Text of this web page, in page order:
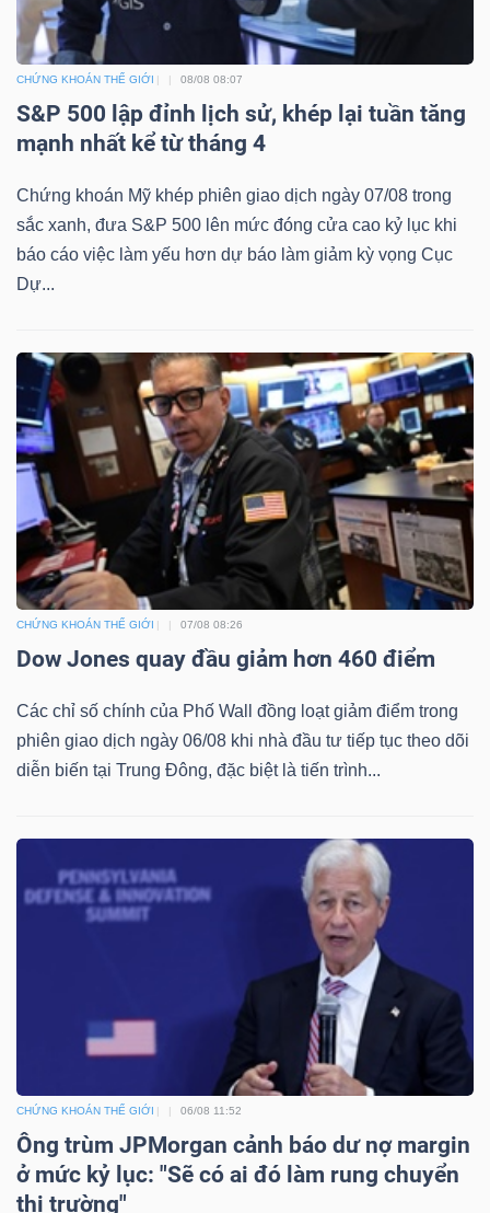
CHỨNG KHOÁN THẾ GIỚI 08/08 08:07
S&P 500 lập đỉnh lịch sử, khép lại tuần tăng
mạnh nhất kể từ tháng 4
Chứng khoán Mỹ khép phiên giao dịch ngày 07/08 trong
sắc xanh, đưa S&P 500 lên mức đóng cửa cao kỷ lục khi
báo cáo việc làm yếu hơn dự báo làm giảm kỳ vọng Cục
Dự...
CHỨNG KHOÁN THẾ GIỚI 07/08 08:26
Dow Jones quay đầu giảm hơn 460 điểm
Các chỉ số chính của Phố Wall đồng loạt giảm điểm trong
phiên giao dịch ngày 06/08 khi nhà đầu tư tiếp tục theo dõi
diễn biến tại Trung Đông, đặc biệt là tiến trình...
CHỨNG KHOÁN THẾ GIỚI 06/08 11:52
Ông trùm JPMorgan cảnh báo dư nợ margin
ở mức kỷ lục: "Sẽ có ai đó làm rung chuyển
thị trường"
tạo
tài
chính
Công
cụ
đầu
tư
Truyền
thông
tài